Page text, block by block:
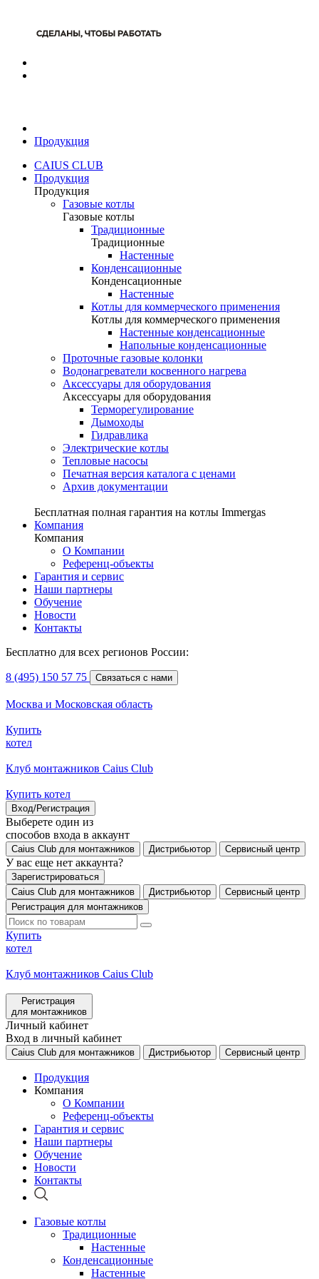
Продукция
CAIUS CLUB
Продукция
Продукция
Газовые котлы
Газовые котлы
Традиционные
Традиционные
Настенные
Конденсационные
Конденсационные
Настенные
Котлы для коммерческого применения
Котлы для коммерческого применения
Настенные конденсационные
Напольные конденсационные
Проточные газовые колонки
Водонагреватели косвенного нагрева
Аксессуары для оборудования
Аксессуары для оборудования
Терморегулирование
Дымоходы
Гидравлика
Электрические котлы
Тепловые насосы
Печатная версия каталога с ценами
Архив документации
Бесплатная полная гарантия на котлы Immergas
Компания
Компания
О Компании
Референц-объекты
Гарантия и сервис
Наши партнеры
Обучение
Новости
Контакты
Бесплатно для всех регионов России:
8 (495) 150 57 75 Связаться с нами
Москва и Московская область
Купить
котел
Клуб монтажников Caius Club
Купить котел
Вход/Регистрация
Выберете один из
способов входа в аккаунт
Caius Club для монтажников Дистрибьютор Сервисный центр
У вас еще нет аккаунта?
Зарегистрироваться
Caius Club для монтажников
Дистрибьютор
Сервисный центр
Регистрация для монтажников
Купить
котел
Клуб монтажников Caius Club
Регистрация
для монтажников
Личный кабинет
Вход в личный кабинет
Caius Club для монтажников Дистрибьютор Сервисный центр
Продукция
Компания
О Компании
Референц-объекты
Гарантия и сервис
Наши партнеры
Обучение
Новости
Контакты
Газовые котлы
Традиционные
Настенные
Конденсационные
Настенные